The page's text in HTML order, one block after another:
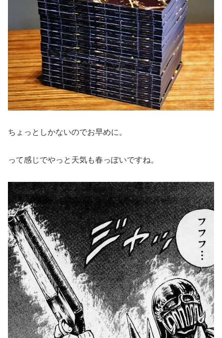
ちょっとしかないのでお早めに。
って感じでやっと天気も春っぽいですね。